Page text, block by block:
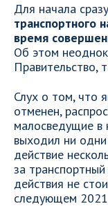
Для начала
транспортного
время
Об этом
Правительство,
Слух о том, что
отменен,
малосведущие в
выходил ни
действие
за
действия не
следующем 2021